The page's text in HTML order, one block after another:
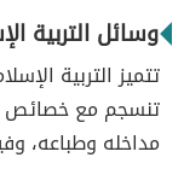
وسائل التربية
تتميز التربية
تنسجم مع خصائص
مداخله وطباعه،